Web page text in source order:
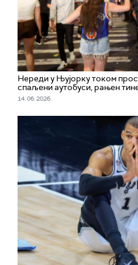
Нереди у Њујорку током
спаљени аутобуси, рањен
14. 06. 2026.